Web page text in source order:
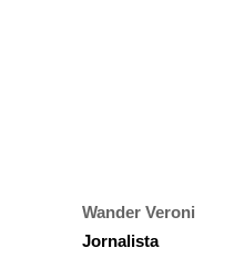
Wander Veroni
Jornalista